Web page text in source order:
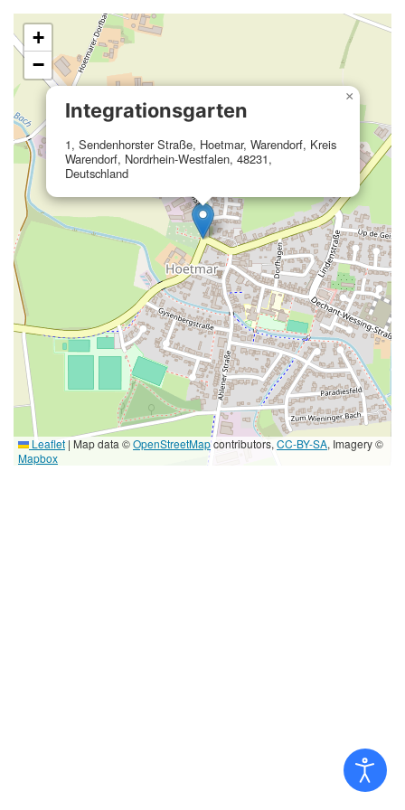
Integrationsgarten
1, Sendenhorster Straße, Hoetmar, Warendorf, Kreis
Warendorf, Nordrhein-Westfalen, 48231,
Deutschland
×
+
−
Leaflet | Map data ©OpenStreetMapcontributors, CC-BY-SA, Imagery ©
Mapbox